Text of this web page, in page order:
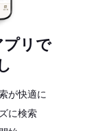
プリで
が快適に
に検索